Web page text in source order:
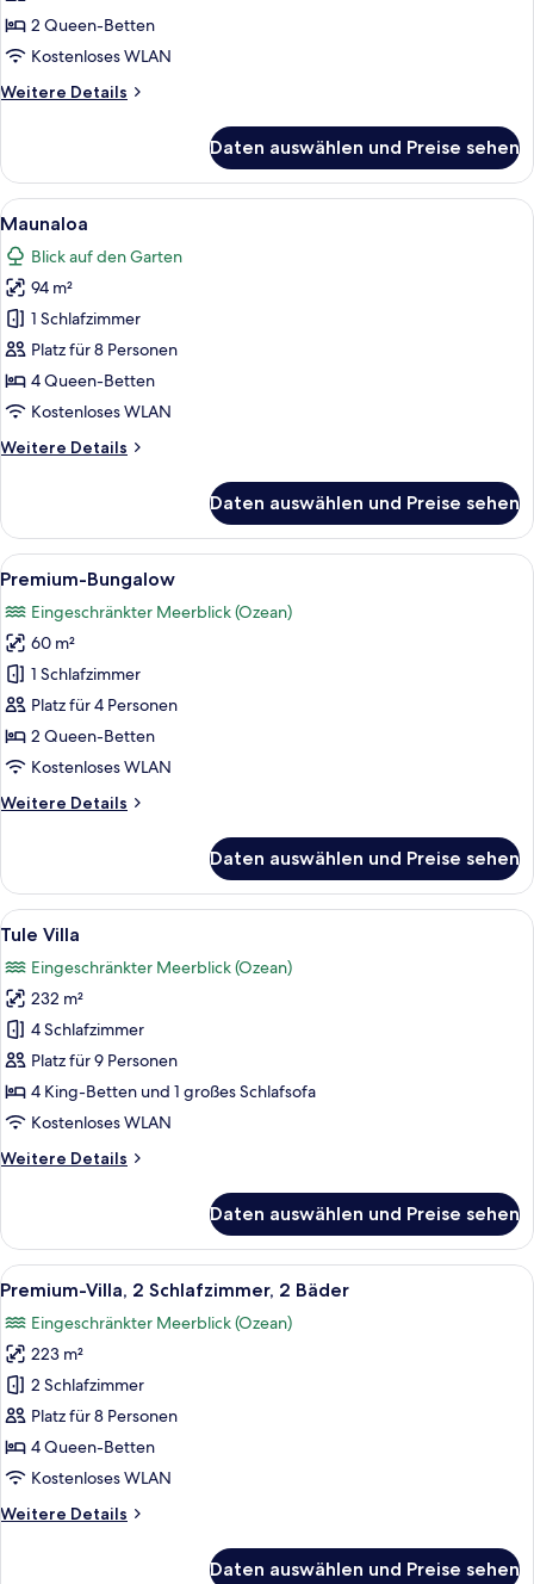
Select
Villa
2 Queen-Betten
Kostenloses WLAN
Weitere Details
Weitere
1
Bedroom
Select
Daten auswählen und Preise sehen
Alle
Fotos
für
Maunaloa
anzeigen
Ein Balkon mit Korbstühlen und
19
Maunaloa
Blick auf den Garten
94 m²
1 Schlafzimmer
Platz für 8 Personen
4 Queen-Betten
Kostenloses WLAN
Weitere Details
Weitere
Daten auswählen und Preise sehen
Alle
Fotos
für
Premium-
Bungalow
anzeigen
Ein Hotelzimmer mit großem
10
Premium-Bungalow
Eingeschränkter Meerblick (Ozean)
60 m²
1 Schlafzimmer
Platz für 4 Personen
2 Queen-Betten
Kostenloses WLAN
Weitere Details
Weitere
Bungalow
Daten auswählen und Preise sehen
Alle
Fotos
für
Tule
Villa
anzeigen
Ein mehrstöckiges Haus mit
22
Tule Villa
Eingeschränkter Meerblick (Ozean)
232 m²
4 Schlafzimmer
Platz für 9 Personen
4 King-Betten und 1 großes Schlafsofa
Kostenloses WLAN
Weitere Details
Weitere
Villa
Daten auswählen und Preise sehen
Alle
Fotos
für
Premium-
Villa,
2 Schlafzimmer,
2
Bäder
Ein großzügiger Wohnbereich mit
8
Premium-Villa, 2 Schlafzimmer, 2 Bäder
Eingeschränkter Meerblick (Ozean)
223 m²
2 Schlafzimmer
Platz für 8 Personen
4 Queen-Betten
Kostenloses WLAN
Weitere Details
Weitere
Daten auswählen und Preise sehen